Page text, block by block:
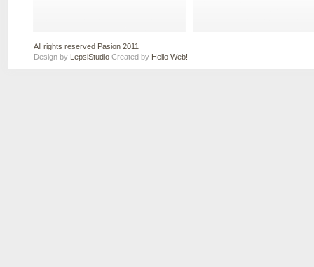
All rights reserved Pasion 2011
Design by LepsiStudio Created by Hello Web!